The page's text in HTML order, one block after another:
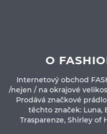
O
Internetový obchod
/nejen / na okrajové
Prodává značkové
těchto značek: Luna,
Trasparenze, Shirley of